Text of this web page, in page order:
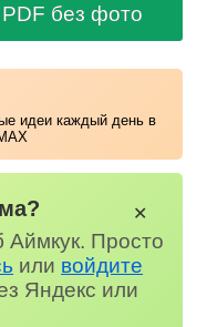
PDF без фото
идеи каждый день в
Аймкук. Просто
или войдите
Яндекс или
✕